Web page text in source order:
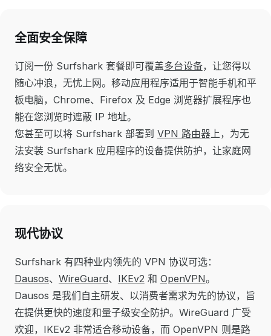
全面安全保障
订阅一份 Surfshark 套餐即可覆盖多台设备，让您得以
随心冲浪，无忧上网。移动应用程序适用于智能手机和平
板电脑，Chrome、Firefox 及 Edge 浏览器扩展程序也
能在您浏览时遮蔽 IP 地址。
您甚至可以将 Surfshark 部署到 VPN 路由器上，为无
法安装 Surfshark 应用程序的设备提供防护，让家庭网
络安全无忧。
现代协议
Surfshark 有四种业内领先的 VPN 协议可选：
Dausos、 WireGuard、 IKEv2 和 OpenVPN。
Dausos 是我们自主研发、以消费者需求为先的协议，旨
在提供更快的速度和量子级安全防护。WireGuard 广受
欢迎，IKEv2 非常适合移动设备，而 OpenVPN 则是路